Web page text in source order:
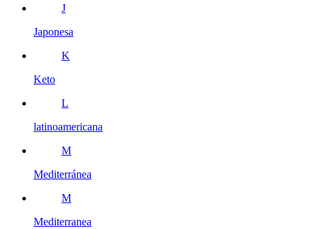
J
Japonesa
K
Keto
L
latinoamericana
M
Mediterránea
M
Mediterranea